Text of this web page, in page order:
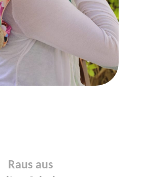
Raus aus